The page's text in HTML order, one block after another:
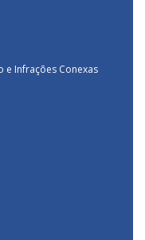
e Infrações Conexas